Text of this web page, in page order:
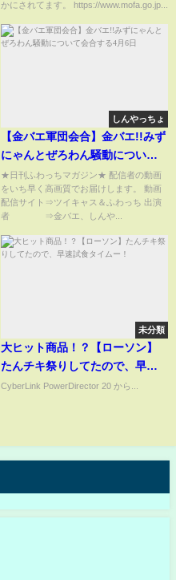
かにされてます。 https://www.mofa.go.jp...
しんやっちょ
【金バエ軍団会合】金バエ!!みず
にゃんとぜろわん騒動について
会合する4月6日
★日刊ふわっちマガジン★ 配信者の動画
をいち早く高画質でお届けします。 動画
配信サイト⇒ツイキャス＆ふわっち 出演
者 ⇒金バエ、しんや...
未分類
大ヒット商品！？【ローソン】
たんチキ祭りしてたので、早速
試食タイムー！
CyberLink PowerDirector 20 から...